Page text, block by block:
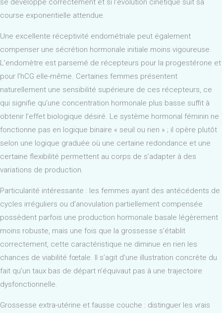
se développe correctement et si l’évolution cinétique suit sa
course exponentielle attendue.
Une excellente réceptivité endométriale peut également
compenser une sécrétion hormonale initiale moins vigoureuse.
L’endomètre est parsemé de récepteurs pour la progestérone et
pour l’hCG elle-même. Certaines femmes présentent
naturellement une sensibilité supérieure de ces récepteurs, ce
qui signifie qu’une concentration hormonale plus basse suffit à
obtenir l’effet biologique désiré. Le système hormonal féminin ne
fonctionne pas en logique binaire « seuil ou rien » ; il opère plutôt
selon une logique graduée où une certaine redondance et une
certaine flexibilité permettent au corps de s’adapter à des
variations de production.
Particularité intéressante : les femmes ayant des antécédents de
cycles irréguliers ou d’anovulation partiellement compensée
possèdent parfois une production hormonale basale légèrement
moins robuste, mais une fois que la grossesse s’établit
correctement, cette caractéristique ne diminue en rien les
chances de viabilité fœtale. Il s’agit d’une illustration concrète du
fait qu’un taux bas de départ n’équivaut pas à une trajectoire
dysfonctionnelle.
Grossesse extra-utérine et fausse couche : distinguer les vrais